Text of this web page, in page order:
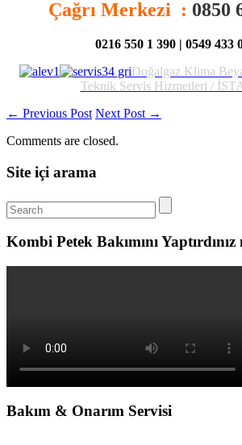
Çağrı Merkezi : 0850
0216 550 1 390 | 0549 433
Doğalgaz Klima
Teknik Servis Hizmetleri /
← Previous Post Next Post →
Comments are closed.
Site içi arama
Kombi Petek Bakımını Yaptırdınız
Bakım & Onarım Servisi